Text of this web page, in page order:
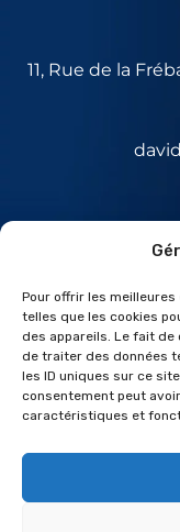
Pour offrir les
telles que les cookies
des appareils. Le fait
de traiter des données
les ID uniques sur ce
consentement peut
caractéristiques et
11, Rue de la